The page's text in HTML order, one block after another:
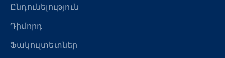
Ընդունելություն
Դիմորդ
Ֆակուլտետներ